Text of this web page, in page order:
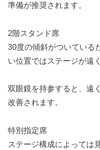
準備が推奨されます。
2階スタンド席
30度の傾斜がついている
い位置ではステージが遠
双眼鏡を持参すると、遠
改善されます。
特別指定席
ステージ構成によっては